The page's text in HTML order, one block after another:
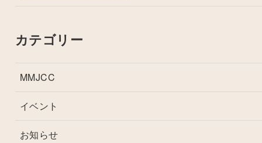
カテゴリー
MMJCC
イベント
お知らせ